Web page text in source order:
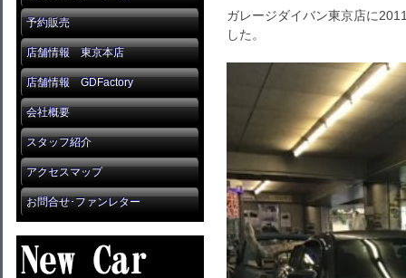
予約販売
店舗情報 東京本店
店舗情報 GDFactory
会社概要
スタッフ紹介
アクセスマップ
お問合せ･ファンレター
ガレージダイバン東京店に
した。